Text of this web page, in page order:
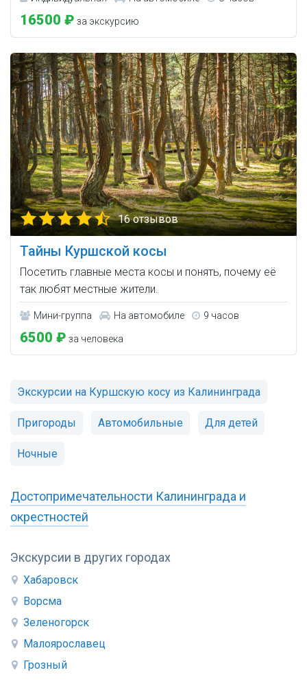
Экскурсии в других городах
Хабаровск
Ворсма
Зеленогорск
Малоярославец
Грозный
16500 ₽ за экскурсию
16 отзывов
Тайны Куршской косы
Посетить главные места косы и понять, почему её
так любят местные жители.
Мини-группа На автомобиле 9 часов
6500 ₽ за человека
Экскурсии на Куршскую косу из Калининграда
Пригороды Автомобильные Для детей
Ночные
Достопримечательности Калининграда и
окрестностей